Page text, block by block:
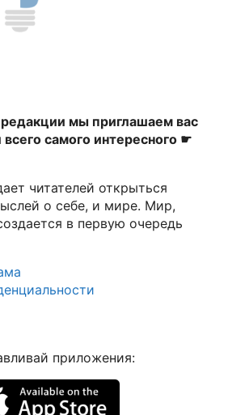
мы приглашаем вас
самого интересного ☛
читателей открыться
о себе, и мире. Мир,
в первую очередь
приложения: